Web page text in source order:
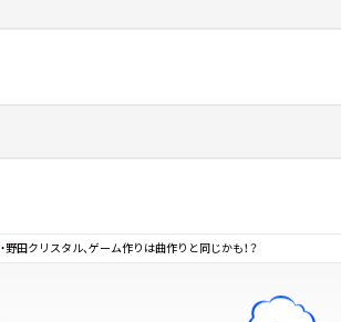
野田クリスタル、ゲーム作りは曲作りと同じかも！？